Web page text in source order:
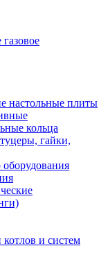
настольные плиты
кольца
гайки,
и систем